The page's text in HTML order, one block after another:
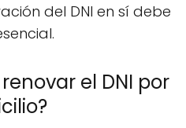
del DNI en sí debe
el DNI por